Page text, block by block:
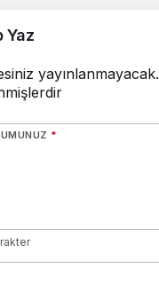
Yaz
yayınlanmayacak.
*